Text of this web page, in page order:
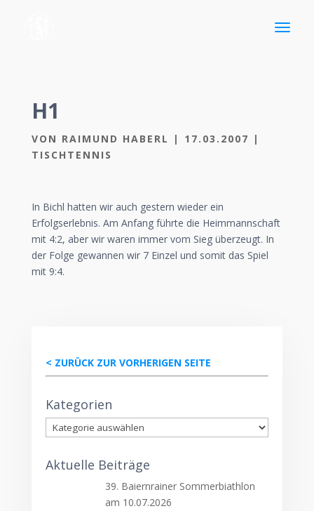
H1
VON RAIMUND HABERL | 17.03.2007 |
TISCHTENNIS
In Bichl hatten wir auch gestern wieder ein
Erfolgserlebnis. Am Anfang führte die Heimmannschaft
mit 4:2, aber wir waren immer vom Sieg überzeugt. In
der Folge gewannen wir 7 Einzel und somit das Spiel
mit 9:4.
< ZURÜCK ZUR VORHERIGEN SEITE
Kategorien
Kategorien
Aktuelle Beiträge
39. Baiernrainer Sommerbiathlon
am 10.07.2026